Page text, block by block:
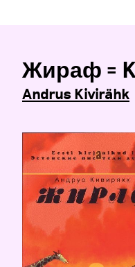
Жираф =
Andrus Kivirähk